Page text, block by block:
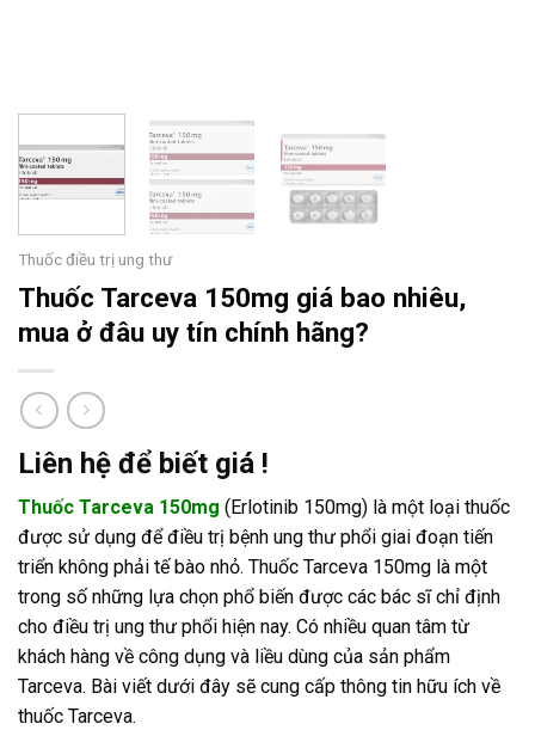
Thuốc điều trị ung thư
Thuốc Tarceva 150mg giá bao nhiêu,
mua ở đâu uy tín chính hãng?
Liên hệ để biết giá !
Thuốc Tarceva 150mg (Erlotinib 150mg) là một loại thuốc
được sử dụng để điều trị bệnh ung thư phổi giai đoạn tiến
triển không phải tế bào nhỏ. Thuốc Tarceva 150mg là một
trong số những lựa chọn phổ biến được các bác sĩ chỉ định
cho điều trị ung thư phổi hiện nay. Có nhiều quan tâm từ
khách hàng về công dụng và liều dùng của sản phẩm
Tarceva. Bài viết dưới đây sẽ cung cấp thông tin hữu ích về
thuốc Tarceva.